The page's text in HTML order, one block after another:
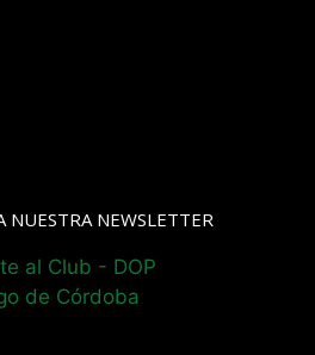
NUESTRA NEWSLETTER